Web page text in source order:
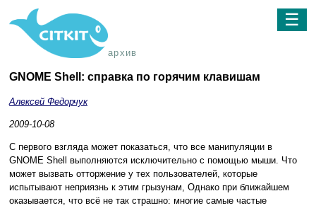
архив
☰
GNOME Shell: справка по горячим клавишам
Алексей Федорчук
2009-10-08
С первого взгляда может показаться, что все манипуляции в
GNOME Shell выполняются исключительно с помощью мыши. Что
может вызвать отторжение у тех пользователей, которые
испытывают неприязнь к этим грызунам, Однако при ближайшем
оказывается, что всё не так страшно: многие самые частые